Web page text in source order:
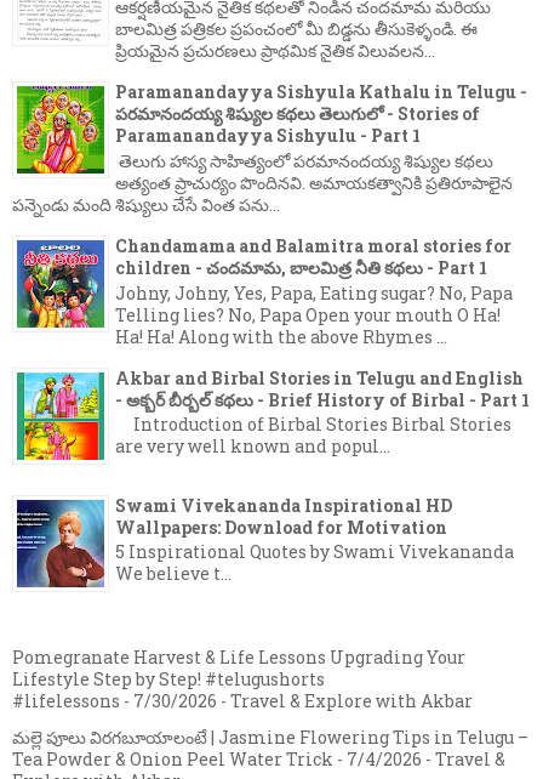
ఆకర్షణీయమైన నైతిక కథలతో నిండిన చందమామ మరియు
బాలమిత్ర పత్రికల ప్రపంచంలో మీ బిడ్డను తీసుకెళ్ళండి. ఈ
ప్రియమైన ప్రచురణలు ప్రాథమిక నైతిక విలువలన...
Paramanandayya Sishyula Kathalu in Telugu -
పరమానందయ్య శిష్యుల కథలు తెలుగులో - Stories of
Paramanandayya Sishyulu - Part 1
తెలుగు హాస్య సాహిత్యంలో పరమానందయ్య శిష్యుల కథలు
అత్యంత ప్రాచుర్యం పొందినవి. అమాయకత్వానికి ప్రతిరూపాలైన
పన్నెండు మంది శిష్యులు చేసే వింత పను...
Chandamama and Balamitra moral stories for
children - చందమామ, బాలమిత్ర నీతి కథలు - Part 1
Johny, Johny, Yes, Papa, Eating sugar? No, Papa
Telling lies? No, Papa Open your mouth O Ha!
Ha! Ha! Along with the above Rhymes ...
Akbar and Birbal Stories in Telugu and English
- అక్బర్ బీర్బల్ కథలు - Brief History of Birbal - Part 1
Introduction of Birbal Stories Birbal Stories
are very well known and popul...
Swami Vivekananda Inspirational HD
Wallpapers: Download for Motivation
5 Inspirational Quotes by Swami Vivekananda
We believe t...
Pomegranate Harvest & Life Lessons Upgrading Your
Lifestyle Step by Step! #telugushorts
#lifelessons - 7/30/2026 - Travel & Explore with Akbar
మల్లె పూలు విరగబూయాలంటే | Jasmine Flowering Tips in Telugu –
Tea Powder & Onion Peel Water Trick - 7/4/2026 - Travel &